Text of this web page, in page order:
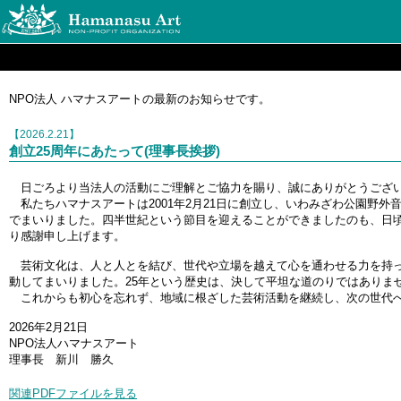
NPO法人 ハマナスアートの最新のお知らせです。
【2026.2.21】
創立25周年にあたって(理事長挨拶)
日ごろより当法人の活動にご理解とご協力を賜り、誠にありがとうござ
私たちハマナスアートは2001年2月21日に創立し、いわみざわ公園野外
でまいりました。四半世紀という節目を迎えることができましたのも、
り感謝申し上げます。
芸術文化は、人と人とを結び、世代や立場を越えて心を通わせる力を持
動してまいりました。25年という歴史は、決して平坦な道のりではあり
これからも初心を忘れず、地域に根ざした芸術活動を継続し、次の世代
2026年2月21日
NPO法人ハマナスアート
理事長 新川 勝久
関連PDFファイルを見る